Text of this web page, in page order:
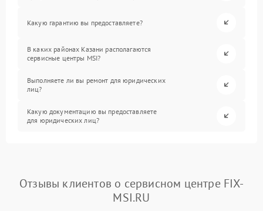
Какую гарантию вы предоставляете?
В каких районах Казани располагаются
сервисные центры MSI?
Выполняете ли вы ремонт для юридических
лиц?
Какую документацию вы предоставляете
для юридических лиц?
Отзывы клиентов о сервисном центре FIX-
MSI.RU